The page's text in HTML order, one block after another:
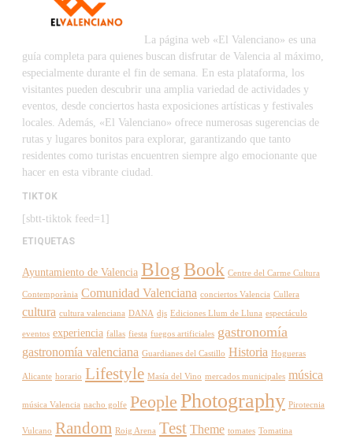
La página web «El Valenciano» es una
guía completa para quienes buscan disfrutar de Valencia al máximo,
especialmente durante el fin de semana. En esta plataforma, los
visitantes pueden descubrir una amplia variedad de actividades y
eventos, desde conciertos hasta exposiciones artísticas y festivales
locales. Además, «El Valenciano» ofrece numerosas sugerencias de
rutas y lugares bonitos para explorar, garantizando que tanto
residentes como turistas encuentren siempre algo emocionante que
hacer en esta vibrante ciudad.
TIKTOK
[sbtt-tiktok feed=1]
ETIQUETAS
Ayuntamiento de Valencia BlogBook Centre del Carme Cultura
Contemporània Comunidad Valenciana conciertos Valencia Cullera
cultura cultura valenciana DANA djs Ediciones Llum de Lluna espectáculo
eventos experiencia fallas fiesta fuegos artificiales gastronomía
gastronomía valenciana Guardianes del Castillo Historia Hogueras
Alicante horario Lifestyle Masía del Vino mercados municipales música
música Valencia nacho golfe People Photography Pirotecnia
Vulcano Random Roig Arena Test Theme tomates Tomatina